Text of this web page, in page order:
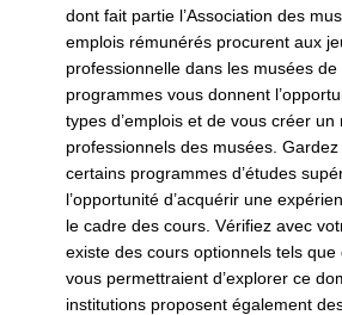
dont fait partie l’Association des
emplois rémunérés procurent aux
professionnelle dans les musées
programmes vous donnent
types d’emplois et de vous créer
professionnels des musées. Gardez
certains programmes d’études
l’opportunité d’acquérir une
le cadre des cours. Vérifiez avec
existe des cours optionnels tels
vous permettraient d’explorer ce
institutions proposent également